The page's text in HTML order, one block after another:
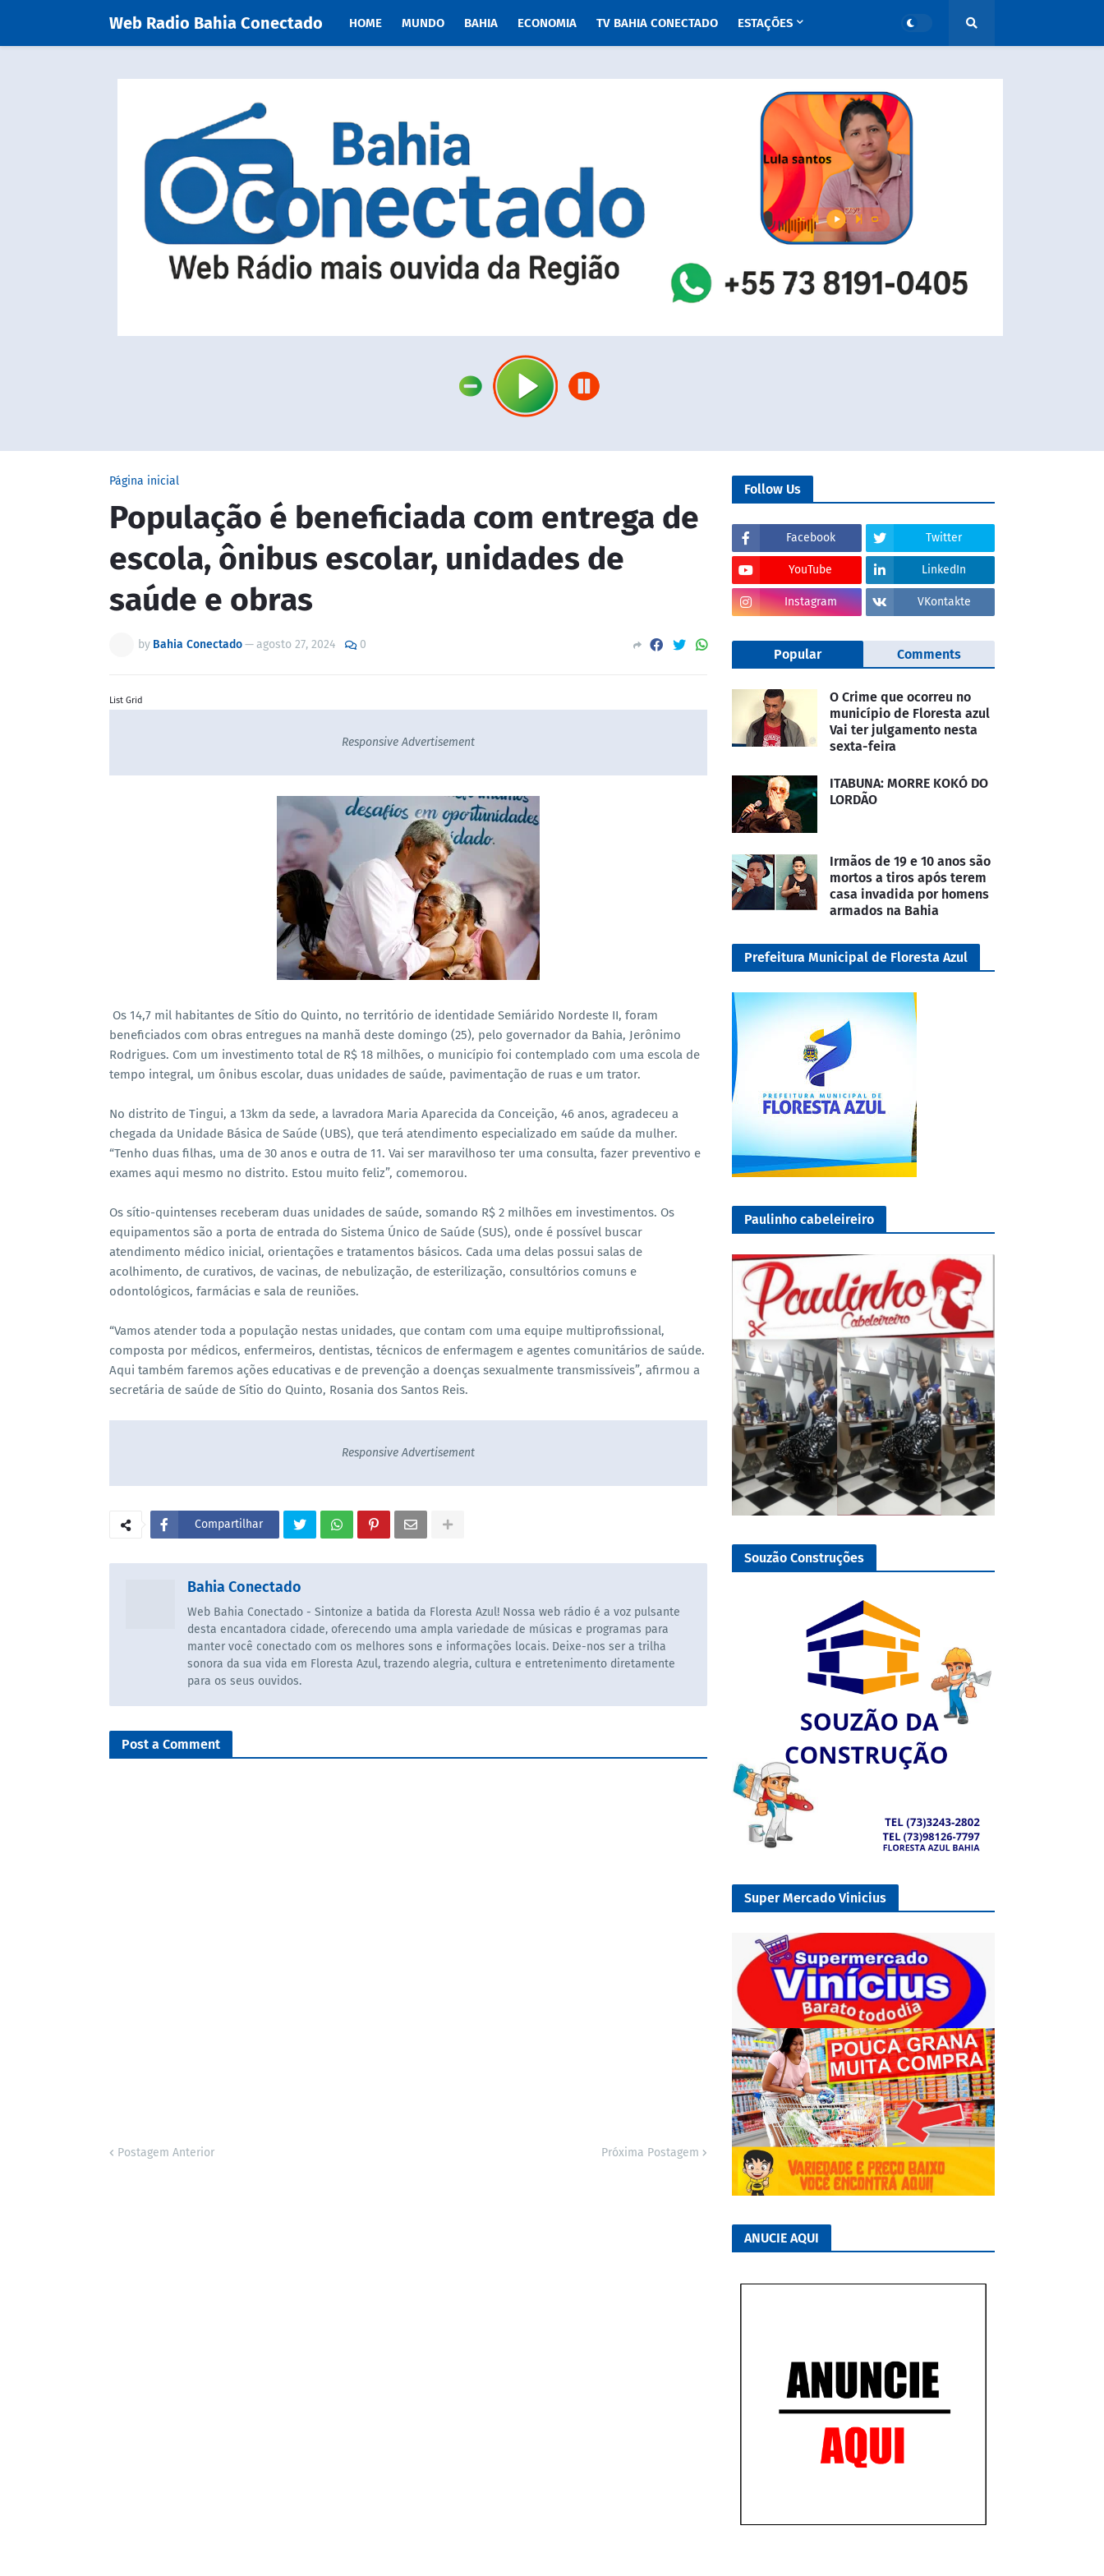
Web Radio Bahia Conectado HOME MUNDO BAHIA ECONOMIA TV BAHIA CONECTADO ESTAÇÕES
Página inicial
População é beneficiada com entrega de
escola, ônibus escolar, unidades de
saúde e obras
by Bahia Conectado—agosto 27, 2024 0
List Grid
Responsive Advertisement
Os 14,7 mil habitantes de Sítio do Quinto, no território de identidade Semiárido Nordeste II, foram
beneficiados com obras entregues na manhã deste domingo (25), pelo governador da Bahia, Jerônimo
Rodrigues. Com um investimento total de R$ 18 milhões, o município foi contemplado com uma escola de
tempo integral, um ônibus escolar, duas unidades de saúde, pavimentação de ruas e um trator.
No distrito de Tingui, a 13km da sede, a lavradora Maria Aparecida da Conceição, 46 anos, agradeceu a
chegada da Unidade Básica de Saúde (UBS), que terá atendimento especializado em saúde da mulher.
“Tenho duas filhas, uma de 30 anos e outra de 11. Vai ser maravilhoso ter uma consulta, fazer preventivo e
exames aqui mesmo no distrito. Estou muito feliz”, comemorou.
Os sítio-quintenses receberam duas unidades de saúde, somando R$ 2 milhões em investimentos. Os
equipamentos são a porta de entrada do Sistema Único de Saúde (SUS), onde é possível buscar
atendimento médico inicial, orientações e tratamentos básicos. Cada uma delas possui salas de
acolhimento, de curativos, de vacinas, de nebulização, de esterilização, consultórios comuns e
odontológicos, farmácias e sala de reuniões.
“Vamos atender toda a população nestas unidades, que contam com uma equipe multiprofissional,
composta por médicos, enfermeiros, dentistas, técnicos de enfermagem e agentes comunitários de saúde.
Aqui também faremos ações educativas e de prevenção a doenças sexualmente transmissíveis”, afirmou a
secretária de saúde de Sítio do Quinto, Rosania dos Santos Reis.
Responsive Advertisement
Compartilhar
Bahia Conectado
Web Bahia Conectado - Sintonize a batida da Floresta Azul! Nossa web rádio é a voz pulsante
desta encantadora cidade, oferecendo uma ampla variedade de músicas e programas para
manter você conectado com os melhores sons e informações locais. Deixe-nos ser a trilha
sonora da sua vida em Floresta Azul, trazendo alegria, cultura e entretenimento diretamente
para os seus ouvidos.
Post a Comment
Postagem Anterior Próxima Postagem
Follow Us
Facebook Twitter
YouTube LinkedIn
Instagram VKontakte
Popular Comments
O Crime que ocorreu no
município de Floresta azul
Vai ter julgamento nesta
sexta-feira
ITABUNA: MORRE KOKÓ DO
LORDÃO
Irmãos de 19 e 10 anos são
mortos a tiros após terem
casa invadida por homens
armados na Bahia
Prefeitura Municipal de Floresta Azul
Paulinho cabeleireiro
Souzão Construções
Super Mercado Vinicius
ANUCIE AQUI